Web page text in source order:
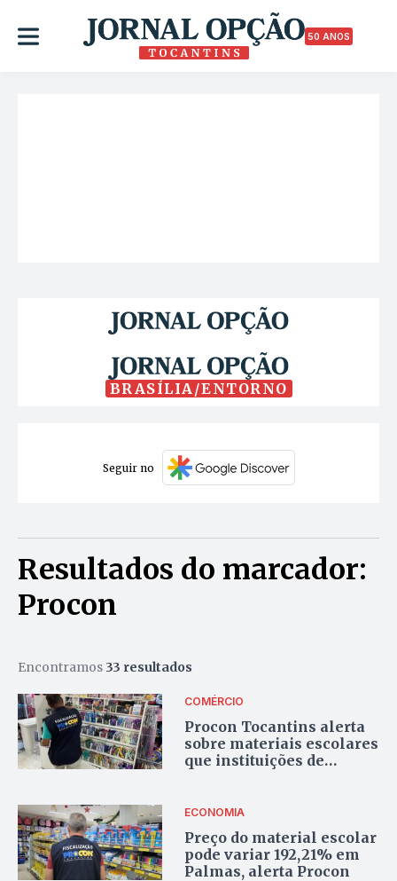
50 ANOS
BRASÍLIA/ENTORNO
Seguir no
Resultados do marcador:
Procon
Encontramos 33 resultados
COMÉRCIO
Procon Tocantins alerta
sobre materiais escolares
que instituições de
ECONOMIA
Preço do material escolar
pode variar 192,21% em
Palmas, alerta Procon